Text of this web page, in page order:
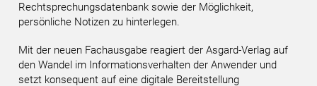
Rechtsprechungsdatenbank sowie der Möglichkeit,
persönliche Notizen zu hinterlegen.
Mit der neuen Fachausgabe reagiert der Asgard-Verlag auf
den Wandel im Informationsverhalten der Anwender und
setzt konsequent auf eine digitale Bereitstellung